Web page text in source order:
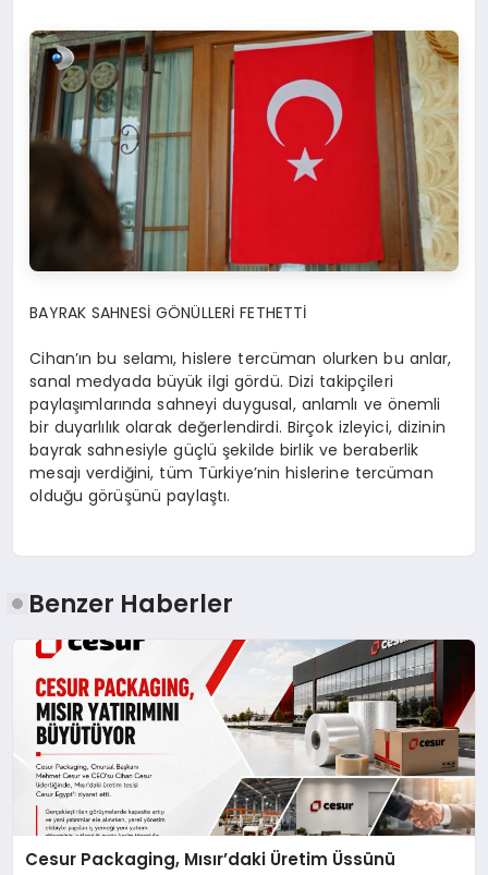
BAYRAK SAHNESİ GÖNÜLLERİ FETHETTİ
Cihan’ın bu selamı, hislere tercüman olurken bu anlar,
sanal medyada büyük ilgi gördü. Dizi takipçileri
paylaşımlarında sahneyi duygusal, anlamlı ve önemli
bir duyarlılık olarak değerlendirdi. Birçok izleyici, dizinin
bayrak sahnesiyle güçlü şekilde birlik ve beraberlik
mesajı verdiğini, tüm Türkiye’nin hislerine tercüman
olduğu görüşünü paylaştı.
Benzer Haberler
Cesur Packaging, Mısır’daki Üretim Üssünü